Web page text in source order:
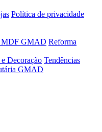
Política de privacidade
MDF GMAD Reforma
Decoração Tendências
GMAD